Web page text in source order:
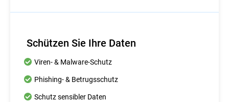
Schützen Sie Ihre Daten
Viren- & Malware-Schutz
Phishing- & Betrugsschutz
Schutz sensibler Daten